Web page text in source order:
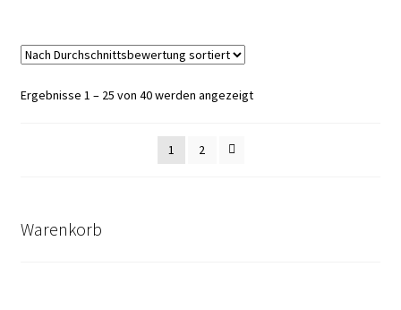
Ergebnisse 1 – 25 von 40 werden angezeigtNach
1
2
Warenkorb